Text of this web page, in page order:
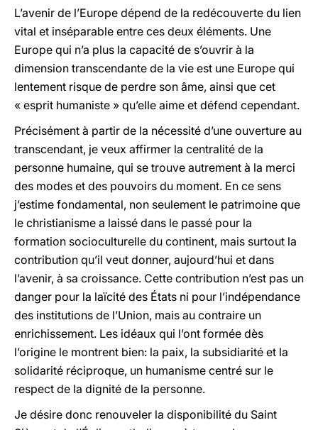
L’avenir de l’Europe dépend de la redécouverte du lien
vital et inséparable entre ces deux éléments. Une
Europe qui n’a plus la capacité de s’ouvrir à la
dimension transcendante de la vie est une Europe qui
lentement risque de perdre son âme, ainsi que cet
« esprit humaniste » qu’elle aime et défend cependant.
Précisément à partir de la nécessité d’une ouverture au
transcendant, je veux affirmer la centralité de la
personne humaine, qui se trouve autrement à la merci
des modes et des pouvoirs du moment. En ce sens
j’estime fondamental, non seulement le patrimoine que
le christianisme a laissé dans le passé pour la
formation socioculturelle du continent, mais surtout la
contribution qu’il veut donner, aujourd’hui et dans
l’avenir, à sa croissance. Cette contribution n’est pas un
danger pour la laïcité des États ni pour l’indépendance
des institutions de l’Union, mais au contraire un
enrichissement. Les idéaux qui l’ont formée dès
l’origine le montrent bien: la paix, la subsidiarité et la
solidarité réciproque, un humanisme centré sur le
respect de la dignité de la personne.
Je désire donc renouveler la disponibilité du Saint